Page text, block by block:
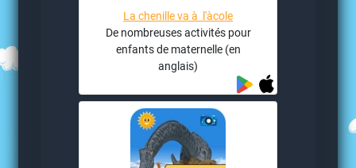
La chenille va à l'àcole
De nombreuses activités pour
enfants de maternelle (en
anglais)